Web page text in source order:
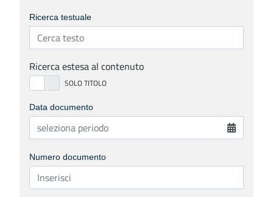
Ricerca testuale
Ricerca estesa al contenuto
Data documento
Numero documento